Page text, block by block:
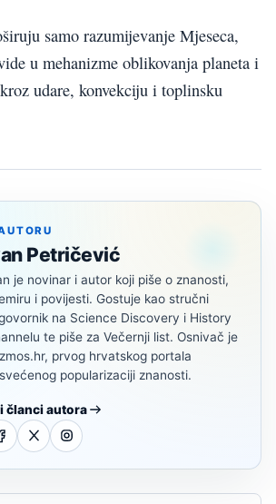
samo razumijevanje Mjeseca,
u mehanizme oblikovanja planeta i
udare, konvekciju i toplinsku
Petričević
je novinar i autor koji piše o znanosti,
i povijesti. Gostuje kao stručni
na Science Discovery i History
te piše za Večernji list. Osnivač je
prvog hrvatskog portala
popularizaciji znanosti.
članci autora